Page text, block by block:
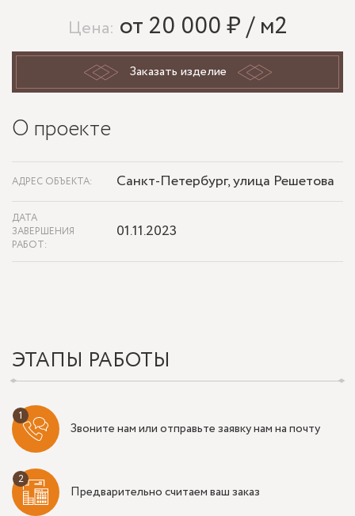
Цена: от 20 000 ₽ / м2
Заказать изделие
О проекте
АДРЕС ОБЪЕКТА: Санкт-Петербург, улица Решетова
ДАТА
ЗАВЕРШЕНИЯ
РАБОТ:
01.11.2023
ЭТАПЫ РАБОТЫ
Звоните нам или отправьте заявку нам на почту
Предварительно считаем ваш заказ